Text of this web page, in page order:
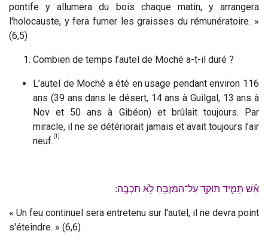
pontife y allumera du bois chaque matin, y arrangera
l'holocauste, y fera fumer les graisses du rémunératoire. »
(6,5)
Combien de temps l’autel de Moché a-t-il duré ?
L’autel de Moché a été en usage pendant environ 116
ans (39 ans dans le désert, 14 ans à Guilgal, 13 ans à
Nov et 50 ans à Gibéon) et brûlait toujours. Par
miracle, il ne se détériorait jamais et avait toujours l’air
neuf. [1]
אֵ֗שׁ תָּמִ֛יד תּוּקַ֥ד עַל־הַמִּזְבֵּ֖חַ לֹ֥א תִכְבֶֽה ׃
« Un feu continuel sera entretenu sur l'autel, il ne devra point
s'éteindre. » (6,6)